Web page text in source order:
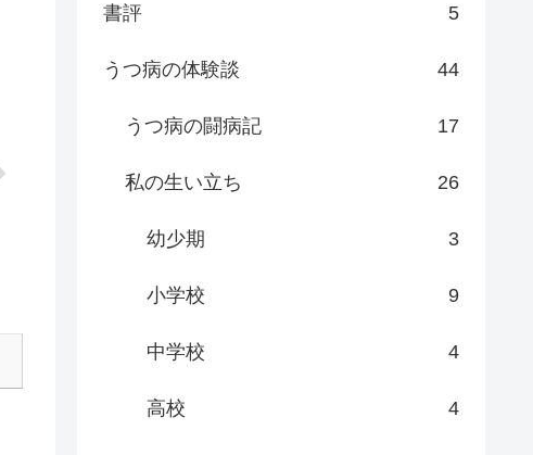
書評 5
うつ病の体験談 44
うつ病の闘病記 17
私の生い立ち 26
幼少期 3
小学校 9
中学校 4
高校 4